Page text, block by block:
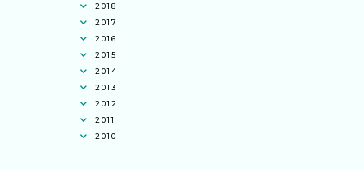
2018
2017
2016
2015
2014
2013
2012
2011
2010